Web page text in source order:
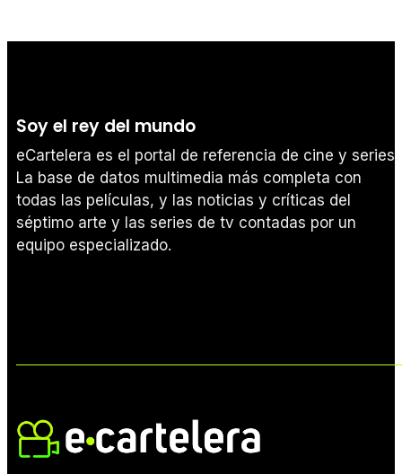
Soy el rey del mundo
eCartelera es el portal de referencia de cine y series.
La base de datos multimedia más completa con
todas las películas, y las noticias y críticas del
séptimo arte y las series de tv contadas por un
equipo especializado.